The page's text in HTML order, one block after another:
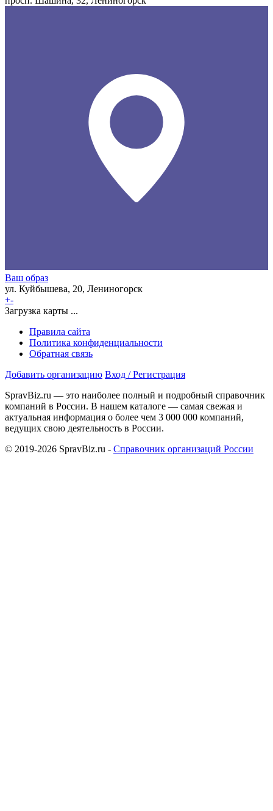
Ваш образ
ул. Куйбышева, 20, Лениногорск
+-
Загрузка карты ...
Правила сайта
Политика конфиденциальности
Обратная связь
Добавить организацию Вход / Регистрация
SpravBiz.ru — это наиболее полный и подробный справочник
компаний в России. В нашем каталоге — самая свежая и
актуальная информация о более чем 3 000 000 компаний,
ведущих свою деятельность в России.
© 2019-2026 SpravBiz.ru - Справочник организаций России